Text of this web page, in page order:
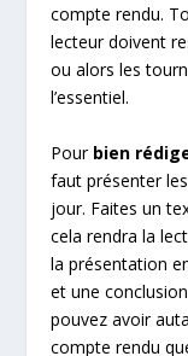
compte rendu.
lecteur doivent
ou alors les
l’essentiel.
Pour bien
faut présenter
jour. Faites un
cela rendra la
la présentation
et une
pouvez avoir
compte rendu